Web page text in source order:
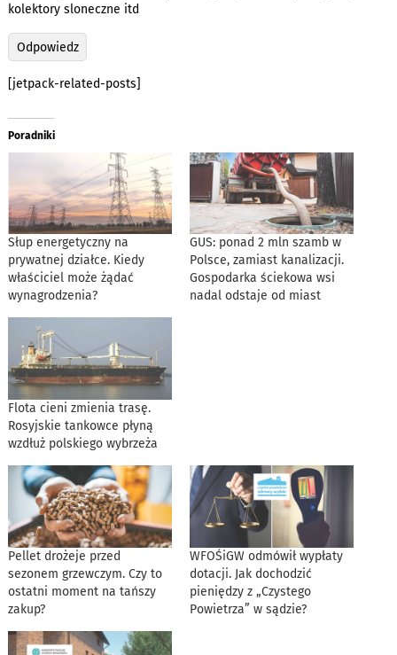
kolektory sloneczne itd
Odpowiedz
[jetpack-related-posts]
Poradniki
Słup energetyczny na
prywatnej działce. Kiedy
właściciel może żądać
wynagrodzenia?
GUS: ponad 2 mln szamb w
Polsce, zamiast kanalizacji.
Gospodarka ściekowa wsi
nadal odstaje od miast
Flota cieni zmienia trasę.
Rosyjskie tankowce płyną
wzdłuż polskiego wybrzeża
Pellet drożeje przed
sezonem grzewczym. Czy to
ostatni moment na tańszy
zakup?
WFOŚiGW odmówił wypłaty
dotacji. Jak dochodzić
pieniędzy z „Czystego
Powietrza” w sądzie?